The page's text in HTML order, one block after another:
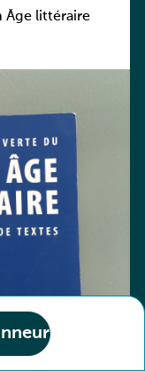
Âge littéraire